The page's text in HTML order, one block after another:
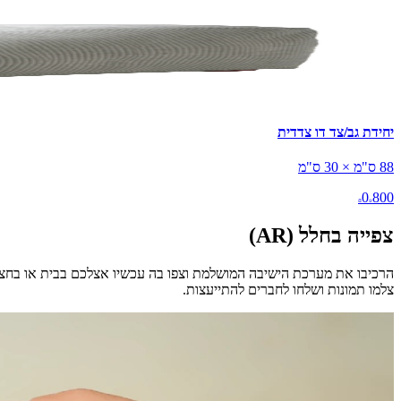
יחידת גב/צד דו צדדית
88 ס"מ × 30 ס"מ
₪0₪800
צפייה בחלל (AR)
הרכיבו את מערכת הישיבה המושלמת וצפו בה עכשיו אצלכם בבית או
צלמו תמונות ושלחו לחברים להתייעצות.